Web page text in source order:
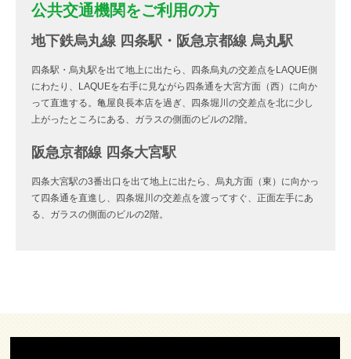
公共交通機関をご利用の方
地下鉄烏丸線 四条駅・阪急京都線 烏丸駅
四条駅・烏丸駅を出て地上に出たら、四条烏丸の交差点をLAQUE側
にわたり、LAQUEを右手に見ながら四条通を大宮方面（西）に向か
って直進する。亀屋良長本店を過ぎ、四条堀川の交差点を北に少し
上がったところにある、ガラスの側面のビルの2階。
阪急京都線 四条大宮駅
四条大宮駅の3番出口を出て地上に出たら、烏丸方面（東）に向かっ
て四条通を直進し、四条堀川の交差点を渡ってすぐ、正面左手にあ
る、ガラスの側面のビルの2階。